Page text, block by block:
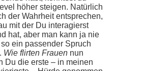
höher steigen. Natürlich
der Wahrheit entsprechen,
mit der Du interagierst
hat, aber man kann ja nie
ein passender Spruch
Wie flirten Frauennun
Du die erste – in meinen